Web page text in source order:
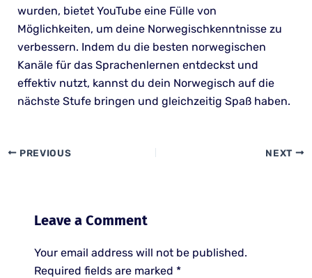
wurden, bietet YouTube eine Fülle von
Möglichkeiten, um deine Norwegischkenntnisse zu
verbessern. Indem du die besten norwegischen
Kanäle für das Sprachenlernen entdeckst und
effektiv nutzt, kannst du dein Norwegisch auf die
nächste Stufe bringen und gleichzeitig Spaß haben.
PREVIOUS NEXT
Leave a Comment
Your email address will not be published.
Required fields are marked *